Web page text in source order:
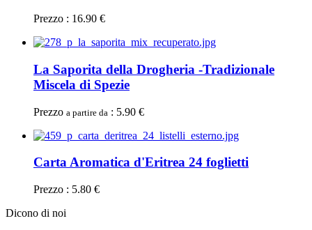
Prezzo : 16.90 €
La Saporita della Drogheria -Tradizionale
Miscela di Spezie
Prezzo a partire da : 5.90 €
Carta Aromatica d'Eritrea 24 foglietti
Prezzo : 5.80 €
Dicono di noi